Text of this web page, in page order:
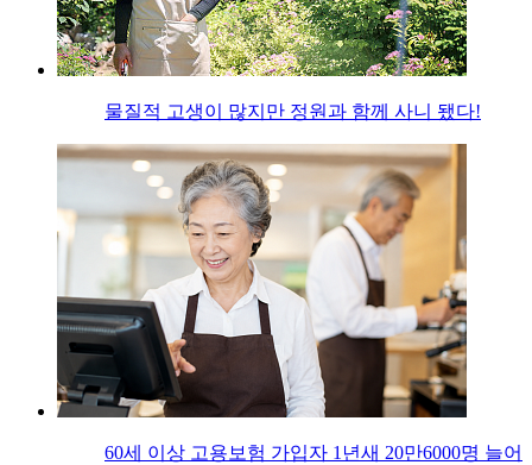
물질적 고생이 많지만 정원과 함께 사니 됐다!
60세 이상 고용보험 가입자 1년새 20만6000명 늘어